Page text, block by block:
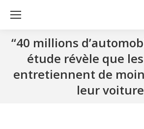
‘‘40 millions
étude révèle que
entretiennent de
leur voiture